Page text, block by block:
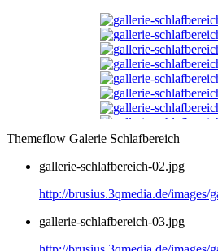
Themeflow Galerie Schlafbereich
gallerie-schlafbereich-02.jpg
http://brusius.3qmedia.de/
gallerie-schlafbereich-03.jpg